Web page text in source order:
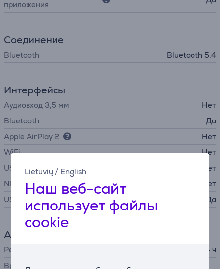
Lietuvių / English
Наш веб-сайт
использует файлы
cookie
приложения
Соединение
Bluetooth Bluetooth 5.4
Интерфейсы
Аудиовход 3,5 мм
Нет
Bluetooth
Да
Apple AirPlay 2
Нет
WiFi
Нет
USB-A
Нет
NFC
Нет
USB-C
Да
Аккумулятор
Ресурс аккумулятора до
34 ч
Время зарядки